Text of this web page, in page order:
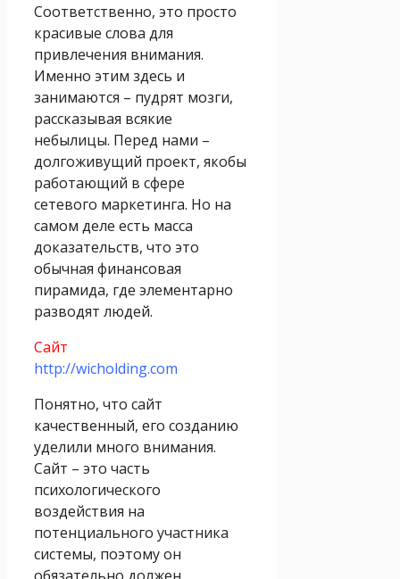
Соответственно, это просто
красивые слова для
привлечения внимания.
Именно этим здесь и
занимаются – пудрят мозги,
рассказывая всякие
небылицы. Перед нами –
долгоживущий проект, якобы
работающий в сфере
сетевого маркетинга. Но на
самом деле есть масса
доказательств, что это
обычная финансовая
пирамида, где элементарно
разводят людей.
Сайт
http://wicholding.com
Понятно, что сайт
качественный, его созданию
уделили много внимания.
Сайт – это часть
психологического
воздействия на
потенциального участника
системы, поэтому он